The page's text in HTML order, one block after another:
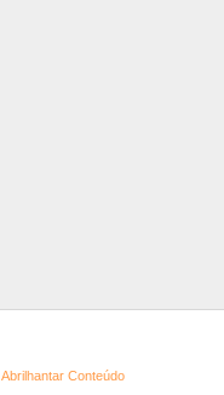
Abrilhantar Conteúdo